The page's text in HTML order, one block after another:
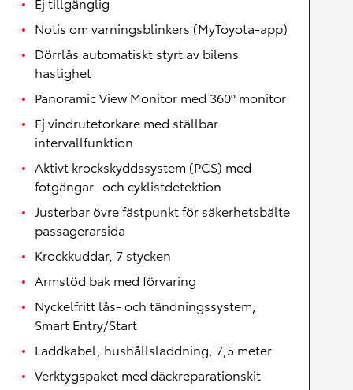
Notis om varningsblinkers (MyToyota-app)
Dörrlås automatiskt styrt av bilens
hastighet
Panoramic View Monitor med 360° monitor
Ej vindrutetorkare med ställbar
intervallfunktion
Aktivt krockskyddssystem (PCS) med
fotgängar- och cyklistdetektion
Justerbar övre fästpunkt för säkerhetsbälte
passagerarsida
Krockkuddar, 7 stycken
Armstöd bak med förvaring
Nyckelfritt lås- och tändningssystem,
Smart Entry/Start
Laddkabel, hushållsladdning, 7,5 meter
Verktygspaket med däckreparationskit